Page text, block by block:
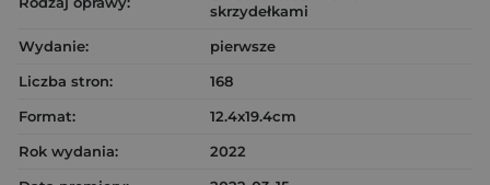
skrzydełkami
Wydanie:
pierwsze
Liczba stron:
168
Format:
12.4x19.4cm
Rok wydania:
2022